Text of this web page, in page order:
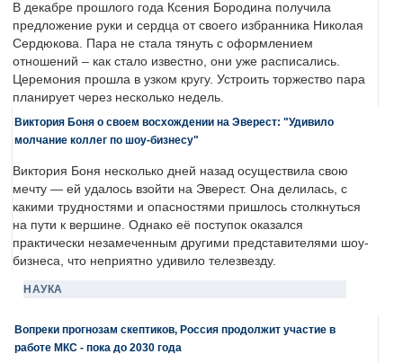
В декабре прошлого года Ксения Бородина получила
предложение руки и сердца от своего избранника Николая
Сердюкова. Пара не стала тянуть с оформлением
отношений – как стало известно, они уже расписались.
Церемония прошла в узком кругу. Устроить торжество пара
планирует через несколько недель.
Виктория Боня о своем восхождении на Эверест: "Удивило
молчание коллег по шоу-бизнесу"
Виктория Боня несколько дней назад осуществила свою
мечту — ей удалось взойти на Эверест. Она делилась, с
какими трудностями и опасностями пришлось столкнуться
на пути к вершине. Однако её поступок оказался
практически незамеченным другими представителями шоу-
бизнеса, что неприятно удивило телезвезду.
НАУКА
Вопреки прогнозам скептиков, Россия продолжит участие в
работе МКС - пока до 2030 года